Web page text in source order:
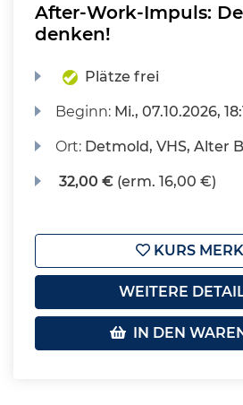
After-Work-Impuls:
denken!
Plätze frei
Beginn: Mi., 07.10.2026,
Ort: Detmold, VHS, Alter
32,00 € (erm. 16,00 €)
KURS
WEITERE
IN DEN